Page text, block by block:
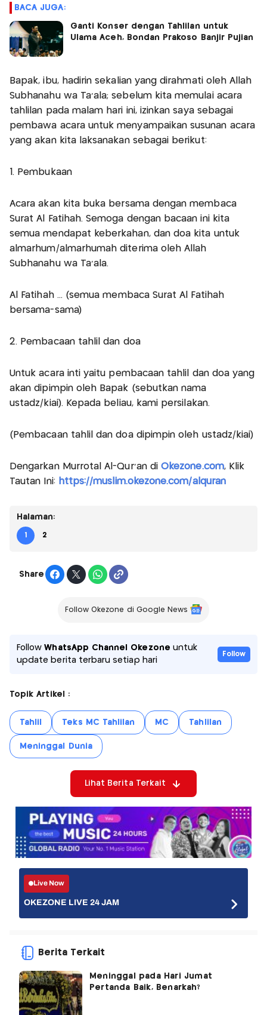
BACA JUGA:
Ganti Konser dengan Tahlilan untuk
Ulama Aceh, Bondan Prakoso Banjir Pujian
Bapak, ibu, hadirin sekalian yang dirahmati oleh Allah
Subhanahu wa Ta'ala; sebelum kita memulai acara
tahlilan pada malam hari ini, izinkan saya sebagai
pembawa acara untuk menyampaikan susunan acara
yang akan kita laksanakan sebagai berikut:
1. Pembukaan
Acara akan kita buka bersama dengan membaca
Surat Al Fatihah. Semoga dengan bacaan ini kita
semua mendapat keberkahan, dan doa kita untuk
almarhum/almarhumah diterima oleh Allah
Subhanahu wa Ta'ala.
Al Fatihah ... (semua membaca Surat Al Fatihah
bersama-sama)
2. Pembacaan tahlil dan doa
Untuk acara inti yaitu pembacaan tahlil dan doa yang
akan dipimpin oleh Bapak (sebutkan nama
ustadz/kiai). Kepada beliau, kami persilakan.
(Pembacaan tahlil dan doa dipimpin oleh ustadz/kiai)
Dengarkan Murrotal Al-Qur'an diOkezone.com, Klik
Tautan Ini: https://muslim.okezone.com/alquran
Halaman:
1 2
Share
Follow Okezone di Google News
FollowWhatsApp Channel Okezone untuk
update berita terbaru setiap hari
Follow
Topik Artikel :
Tahlil Teks MC Tahlilan MC Tahlilan
Meninggal Dunia
Lihat Berita Terkait
Live Now
OKEZONE LIVE 24 JAM
Berita Terkait
Meninggal pada Hari Jumat
Pertanda Baik, Benarkah?